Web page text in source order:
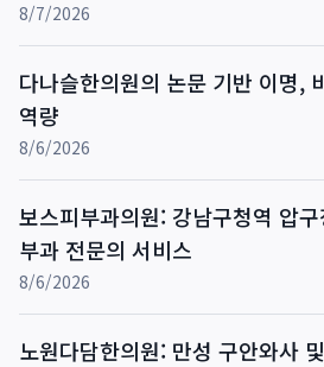
8/7/2026
다나슬한의원의 논문 기반 이명,
역량
8/6/2026
보스피부과의원: 강남구청역 압
부과 전문의 서비스
8/6/2026
노원다담한의원: 만성 구안와사